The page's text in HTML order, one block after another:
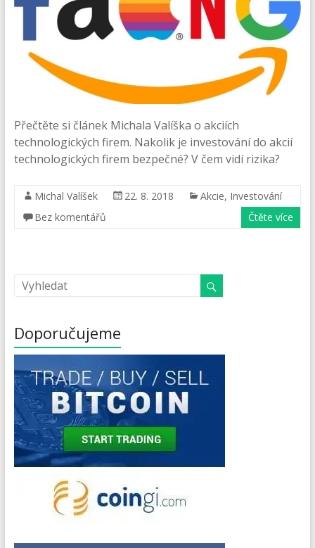
Přečtěte si článek Michala Valíška o akciích
technologických firem. Nakolik je investování do akcií
technologických firem bezpečné? V čem vidí rizika?
Michal Valíšek 22. 8. 2018 Akcie, Investování
Bez komentářů
Čtěte více
Doporučujeme